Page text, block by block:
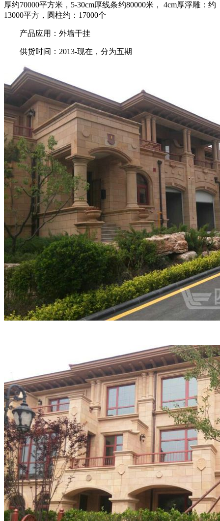
厚约70000平方米，5-30cm厚线条约80000米， 4cm厚浮雕：约
13000平方，圆柱约：17000个
产品应用：外墙干挂
供货时间：2013-现在，分为五期